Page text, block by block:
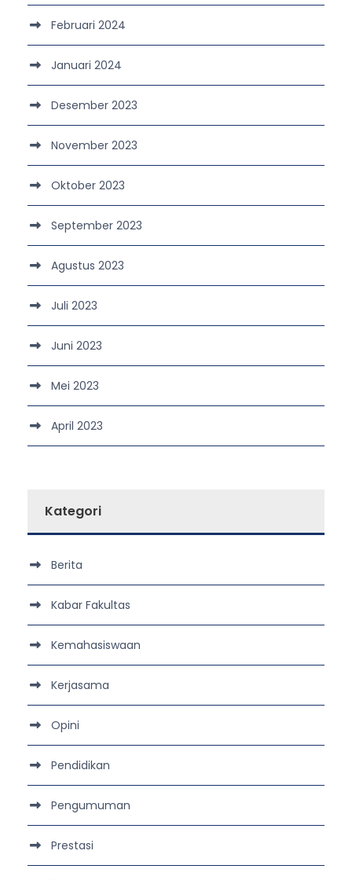
Februari 2024
Januari 2024
Desember 2023
November 2023
Oktober 2023
September 2023
Agustus 2023
Juli 2023
Juni 2023
Mei 2023
April 2023
Kategori
Berita
Kabar Fakultas
Kemahasiswaan
Kerjasama
Opini
Pendidikan
Pengumuman
Prestasi